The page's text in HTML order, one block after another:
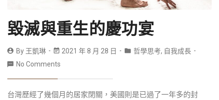
毀滅與重生的慶功宴
By 王凱琳 2021 年 8 月 28 日 哲學思考, 自我成長
No Comments
台灣歷經了幾個月的居家閉關，美國則是已過了一年多的封